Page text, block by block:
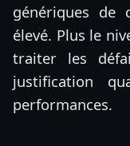
génériques de
élevé. Plus le
traiter les
justification
performances.